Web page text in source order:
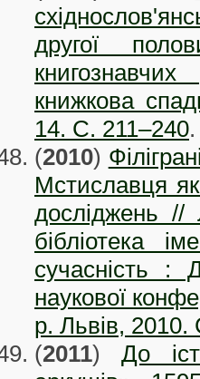
другої
книжкова
14. С. 211–240.
(2010)
Мстиславця
досліджень //
бібліотека
сучасність :
наукової
р. Львів,
(2011)До